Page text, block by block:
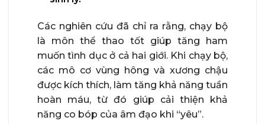
Các nghiên cứu đã chỉ ra rằng, chạy bộ
là môn thể thao tốt giúp tăng ham
muốn tình dục ở cả hai giới. Khi chạy bộ,
các mô cơ vùng hông và xương chậu
được kích thích, làm tăng khả năng tuần
hoàn máu, từ đó giúp cải thiện khả
năng co bóp của âm đạo khi “yêu”.